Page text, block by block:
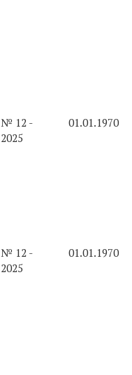
№ 12 -
2025
01.01.1970
№ 12 -
2025
01.01.1970